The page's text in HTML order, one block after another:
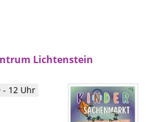
Lichtenstein
- 12 Uhr